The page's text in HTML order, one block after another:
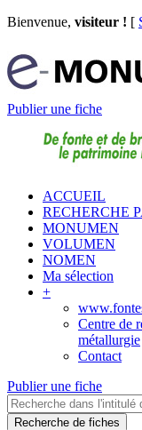
Bienvenue, visiteur ! [
Publier une fiche
ACCUEIL
RECHERCHE
MONUMEN
VOLUMEN
NOMEN
Ma sélection
+
Centre de
métallurgie
Contact
Publier une fiche
Recherche de fiches